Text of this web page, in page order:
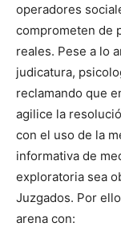
operadores
comprometen de
reales. Pese a lo
judicatura,
reclamando que
agilice la
con el uso de la
informativa de
exploratoria sea
Juzgados. Por
arena con: